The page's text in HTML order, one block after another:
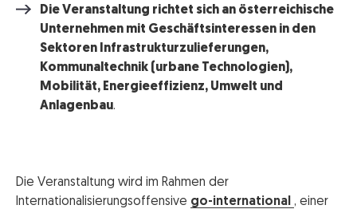
Die Veranstaltung richtet sich an österreichische
Unternehmen mit Geschäftsinteressen in den
Sektoren Infrastrukturzulieferungen,
Kommunaltechnik (urbane Technologien),
Mobilität, Energieeffizienz, Umwelt und
Anlagenbau.
Die Veranstaltung wird im Rahmen der
Internationalisierungsoffensive go-international , einer